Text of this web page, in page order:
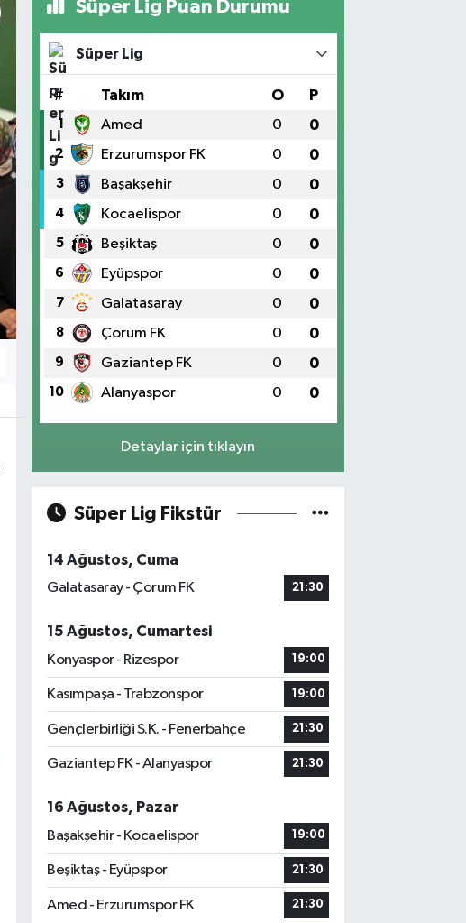
Süper Lig Puan Durumu
Süper Lig
# Takım O P
1 Amed 0 0
2 Erzurumspor FK 0 0
3 Başakşehir 0 0
4 Kocaelispor 0 0
5 Beşiktaş 0 0
6 Eyüpspor 0 0
7 Galatasaray 0 0
8 Çorum FK 0 0
9 Gaziantep FK 0 0
10 Alanyaspor 0 0
Detaylar için tıklayın
Süper Lig Fikstür
14 Ağustos, Cuma
Galatasaray - Çorum FK
21:30
15 Ağustos, Cumartesi
Konyaspor - Rizespor
19:00
Kasımpaşa - Trabzonspor 19:00
Gençlerbirliği S.K. - Fenerbahçe 21:30
Gaziantep FK - Alanyaspor 21:30
16 Ağustos, Pazar
Başakşehir - Kocaelispor
19:00
Beşiktaş - Eyüpspor 21:30
Amed - Erzurumspor FK 21:30